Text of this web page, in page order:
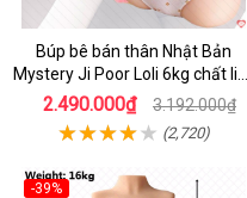
Búp bê bán thân Nhật Bản
Mystery Ji Poor Loli 6kg chất liệu
TPE cao cấp
2.490.000₫ 3.192.000₫
(2,720)
-39%